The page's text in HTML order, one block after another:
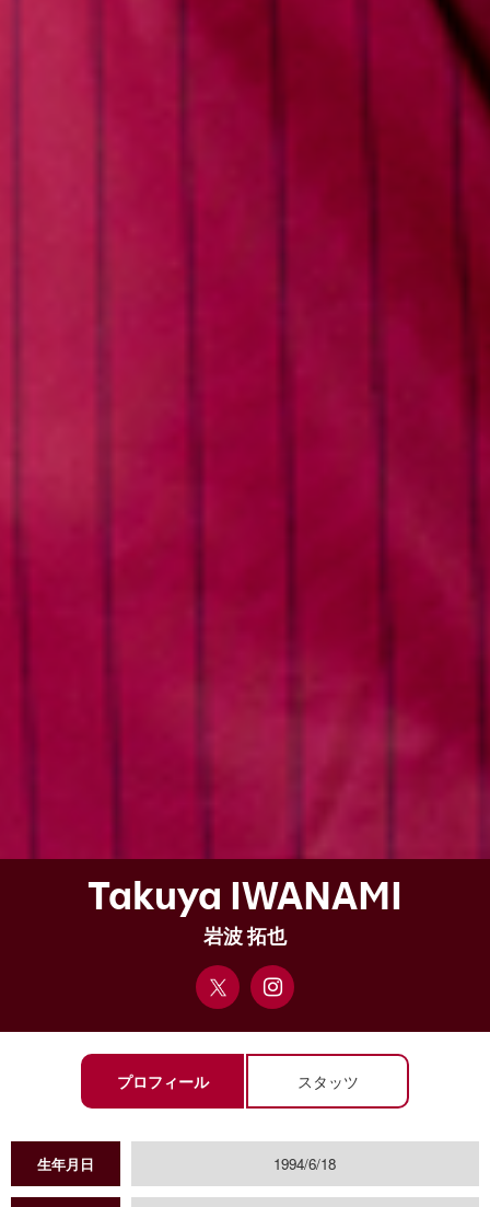
Takuya IWANAMI
岩波 拓也
プロフィール
スタッツ
生年月日 1994/6/18